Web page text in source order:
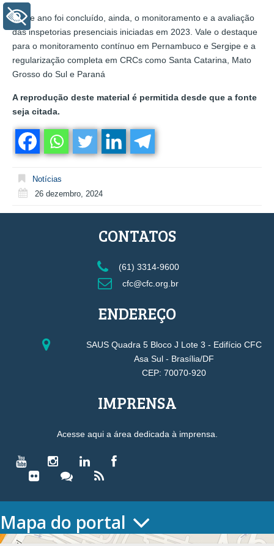
Neste ano foi concluído, ainda, o monitoramento e a avaliação
das inspetorias presenciais iniciadas em 2023. Vale o destaque
para o monitoramento contínuo em Pernambuco e Sergipe e a
regularização completa em CRCs como Santa Catarina, Mato
Grosso do Sul e Paraná
A reprodução deste material é permitida desde que a fonte
seja citada.
Notícias
26 dezembro, 2024
CONTATOS
(61) 3314-9600
cfc@cfc.org.br
ENDEREÇO
SAUS Quadra 5 Bloco J Lote 3 - Edifício CFC
Asa Sul - Brasília/DF
CEP: 70070-920
IMPRENSA
Acesse aqui a área dedicada à imprensa.
Mapa do portal
HOME
+ Acessibilidade